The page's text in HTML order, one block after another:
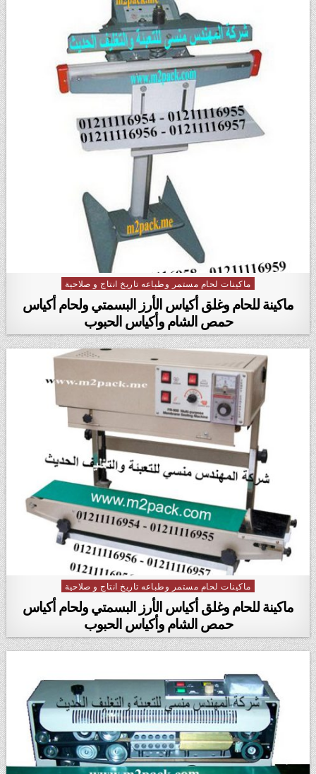
Posted in
ماكينات لحام مستمر وطباعه تاريخ انتاج و صلاحية
ماكينة للحام وغلق أكياس الأرز البسمتي ولحام أكياس
حمص الشام وأكياس الحبوب
Posted in
ماكينات لحام مستمر وطباعه تاريخ انتاج و صلاحية
ماكينة للحام وغلق أكياس الأرز البسمتي ولحام أكياس
حمص الشام وأكياس الحبوب